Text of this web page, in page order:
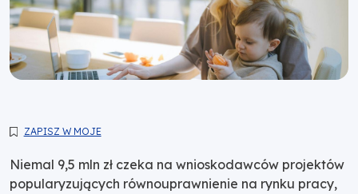
ZAPISZ W MOJE
Niemal 9,5 mln zł czeka na wnioskodawców projektów
popularyzujących równouprawnienie na rynku pracy,